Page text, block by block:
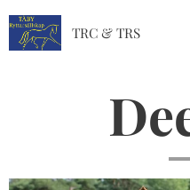
TRC & TRS